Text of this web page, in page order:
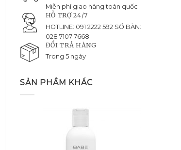
Miễn phí giao hàng toàn quốc
HỖ TRỢ 24/7
HOTLINE: 091 2222 592 SỐ BÀN:
028 7107 7668
ĐỔI TRẢ HÀNG
Trong 5 ngày
SẢN PHẦM KHÁC